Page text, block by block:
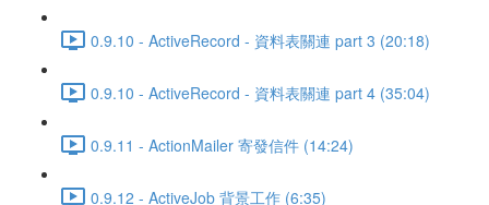
0.9.10 - ActiveRecord - 資料表關連 part 3 (20:18)
0.9.10 - ActiveRecord - 資料表關連 part 4 (35:04)
0.9.11 - ActionMailer 寄發信件 (14:24)
0.9.12 - ActiveJob 背景工作 (6:35)